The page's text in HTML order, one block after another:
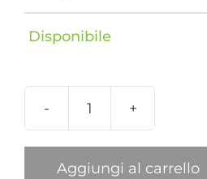
Disponibile
Collana
Moro
Aggiungi al carrello